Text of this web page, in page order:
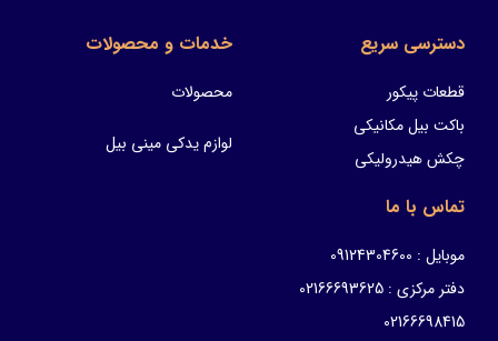
دسترسی سریع
قطعات پیکور
باکت بیل مکانیکی
چکش هیدرولیکی
خدمات و محصولات
محصولات
لوازم یدکی مینی بیل
تماس با ما
موبایل : 09124304600
دفتر مرکزی : 02166693625
02166698415